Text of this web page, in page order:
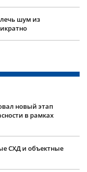
шум из
новый этап
в рамках
СХД и объектные